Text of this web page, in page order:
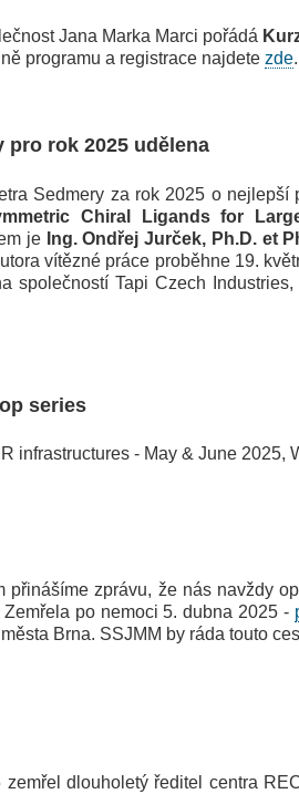
Jana Marka Marci pořádá
programu a registrace najdetezde.
pro rok 2025 udělena
Sedmery za rok 2025 o nejlepší
Chiral Ligands for
je Ing. Ondřej Jurček, Ph.D. et
vítězné práce proběhne 19.
společností Tapi Czech
series
infrastructures - May & June 2025,
zprávu, že nás navždy
Zemřela po nemoci 5. dubna 2025 -
Brna. SSJMM by ráda touto
dlouholetý ředitel centra